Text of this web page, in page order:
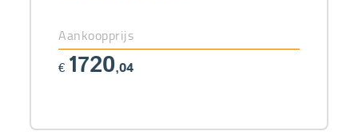
Aankoopprijs
€ 1720,04